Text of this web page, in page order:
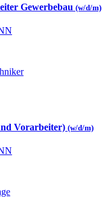
Gewerbebau (w/d/m)
Vorarbeiter) (w/d/m)